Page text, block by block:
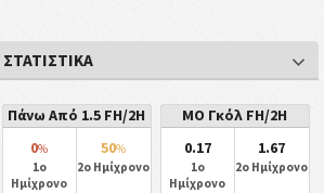
Πάνω Από 1.5 FH/2H
0%
1ο
Ημίχρονο
50%
2ο Ημίχρονο
ΜΟ Γκόλ FH/2H
0.17
1ο
Ημίχρονο
1.67
2ο Ημίχρονο